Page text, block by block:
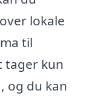
lokale
til
tager kun
og du kan